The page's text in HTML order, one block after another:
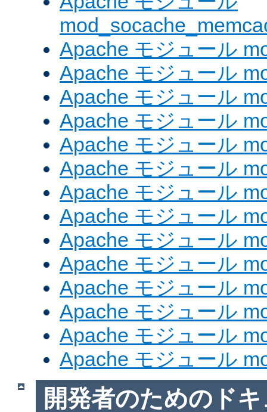
Apache モジュール
Apache モジュール
Apache モジュール
Apache モジュール
Apache モジュール
Apache モジュール
Apache モジュール
Apache モジュール
Apache モジュール
Apache モジュール
Apache モジュール
Apache モジュール
Apache モジュール
Apache モジュール
開発者のためのド